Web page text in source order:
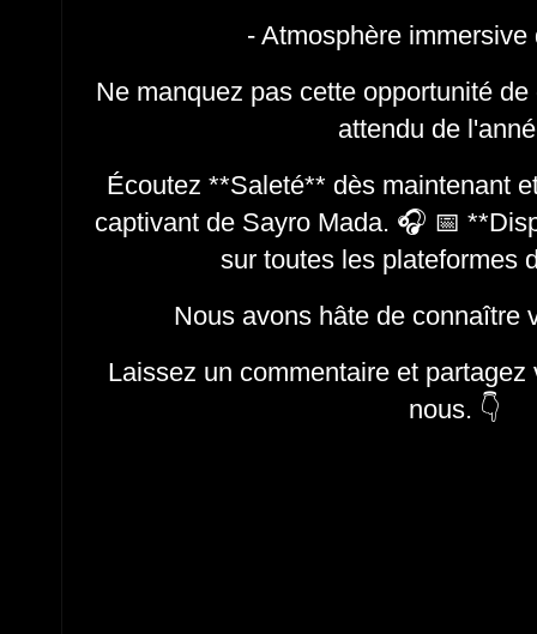
- Atmosphère immersive
Ne manquez pas cette opportunité
attendu de
Écoutez **Saleté** dès maintenant
captivant de Sayro Mada. 🎧 📅
sur toutes les plateformes
Nous avons hâte de connaître
Laissez un commentaire et
nous. 👇